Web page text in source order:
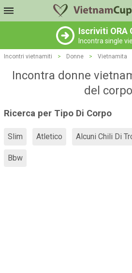
Iscriviti ORA
Incontra single
Incontri vietnamiti > Donne > Vietnamita
Incontra donne
del corpo
Ricerca per Tipo Di Corpo
Slim Atletico Alcuni Chili Di
Bbw